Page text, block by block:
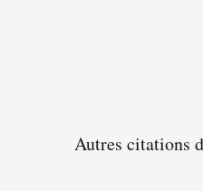
Autres citations